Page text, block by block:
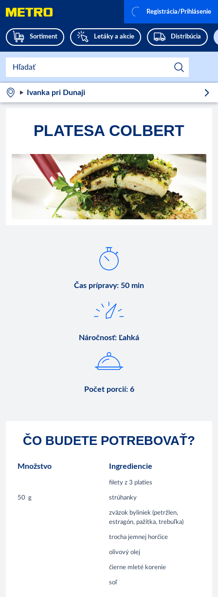
Sortiment Letáky a akcie Distribúcia
Registrácia/Prihlásenie
Ivanka pri Dunaji
PLATESA COLBERT
Čas prípravy: 50 min
Náročnosť: Ľahká
Počet porcií: 6
ČO BUDETE POTREBOVAŤ?
Množstvo Ingrediencie
filety z 3 platies
50 g strúhanky
zväzok byliniek (petržlen,
estragón, pažítka, trebuľka)
trocha jemnej horčice
olivový olej
čierne mleté korenie
soľ